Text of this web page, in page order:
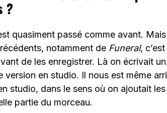
?
quasiment passé comme avant.
notamment de Funeral,
de les enregistrer. Là on écrivait
version en studio. Il nous est même
studio, dans le sens où on ajoutait
partie du morceau.